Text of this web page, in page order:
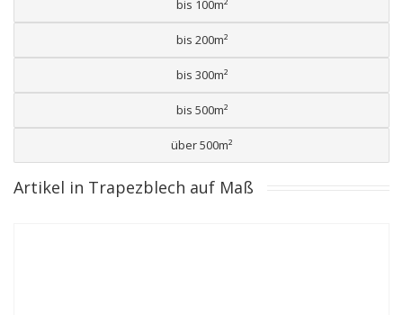
bis 100m²
bis 200m²
bis 300m²
bis 500m²
über 500m²
Artikel in Trapezblech auf Maß